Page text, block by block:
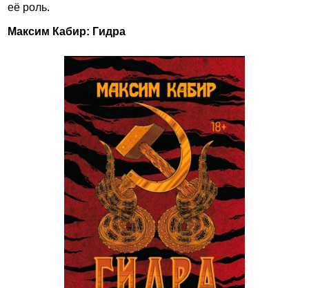
её роль.
Максим Кабир: Гидра